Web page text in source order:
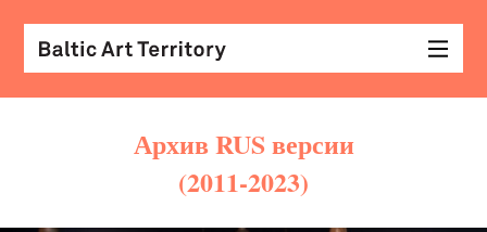
Архив RUS версии
(2011-2023)